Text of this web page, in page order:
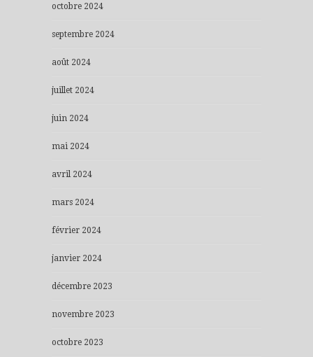
octobre 2024
septembre 2024
août 2024
juillet 2024
juin 2024
mai 2024
avril 2024
mars 2024
février 2024
janvier 2024
décembre 2023
novembre 2023
octobre 2023